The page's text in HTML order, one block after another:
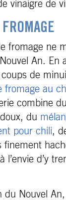
vinaigre de
fromage ne
An. En
de
fromage au
combine
du
pour chili,
finement
l’envie d’y
du Nouvel